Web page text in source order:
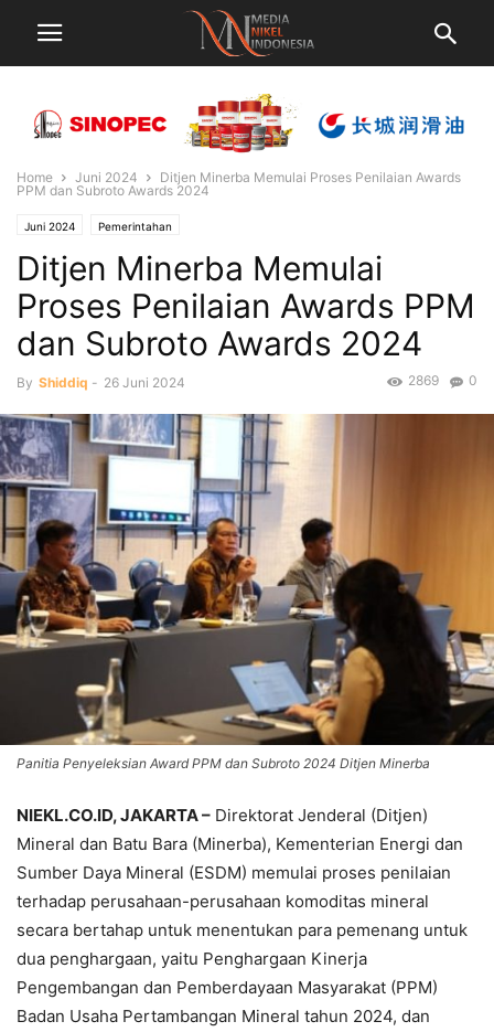
Home Juni 2024
Ditjen Minerba Memulai Proses Penilaian Awards
PPM dan Subroto Awards 2024
Juni 2024 Pemerintahan
Ditjen Minerba Memulai
Proses Penilaian Awards PPM
dan Subroto Awards 2024
By Shiddiq - 26 Juni 2024 0
2869
Panitia Penyeleksian Award PPM dan Subroto 2024 Ditjen Minerba
NIEKL.CO.ID, JAKARTA – Direktorat Jenderal (Ditjen)
Mineral dan Batu Bara (Minerba), Kementerian Energi dan
Sumber Daya Mineral (ESDM) memulai proses penilaian
terhadap perusahaan-perusahaan komoditas mineral
secara bertahap untuk menentukan para pemenang untuk
dua penghargaan, yaitu Penghargaan Kinerja
Pengembangan dan Pemberdayaan Masyarakat (PPM)
Badan Usaha Pertambangan Mineral tahun 2024, dan